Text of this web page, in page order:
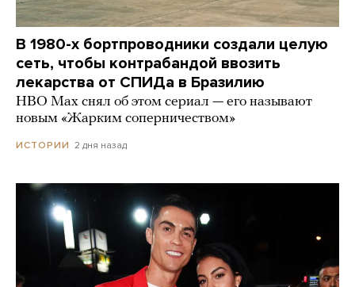
В 1980-х бортпроводники создали целую
сеть, чтобы контрабандой ввозить
лекарства от СПИДа в Бразилию
HBO Max снял об этом сериал — его называют
новым «Жарким соперничеством»
ИСТОРИИ 2 дня назад